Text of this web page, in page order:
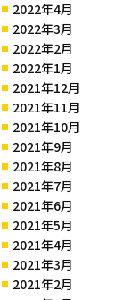
2022年4月
2022年3月
2022年2月
2022年1月
2021年12月
2021年11月
2021年10月
2021年9月
2021年8月
2021年7月
2021年6月
2021年5月
2021年4月
2021年3月
2021年2月